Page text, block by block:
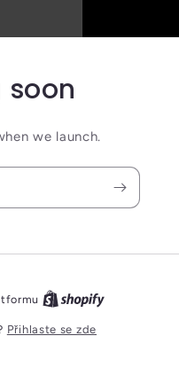
we launch.
Přihlaste se zde